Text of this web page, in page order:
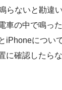
らないと勘違
車の中で鳴っ
iPhoneについ
に確認したらな